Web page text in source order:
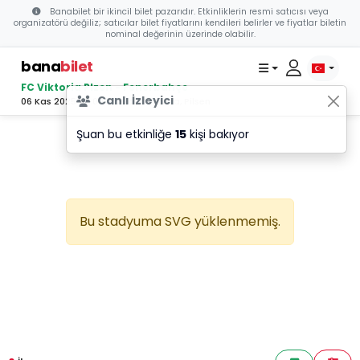
Banabilet bir ikincil bilet pazarıdır. Etkinliklerin resmi satıcısı veya
organizatörü değiliz; satıcılar bilet fiyatlarını kendileri belirler ve fiyatlar biletin
nominal değerinin üzerinde olabilir.
banabilet
FC Viktoria Plzen - Fenerbahçe
06 Kas 2025 23:00 - Doosan Arena, Pilsen
Bu stadyuma SVG yüklenmemiş.
Canlı İzleyici
Şuan bu etkinliğe 15 kişi bakıyor